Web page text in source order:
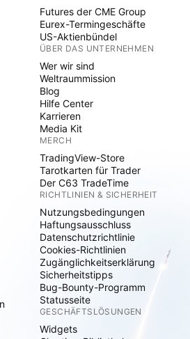
Futures der CME Group
Eurex-Termingeschäfte
US-Aktienbündel
ÜBER DAS UNTERNEHMEN
Wer wir sind
Weltraummission
Blog
Hilfe Center
Karrieren
Media Kit
MERCH
TradingView-Store
Tarotkarten für Trader
Der C63 TradeTime
RICHTLINIEN & SICHERHEIT
Nutzungsbedingungen
Haftungsausschluss
Datenschutzrichtlinie
Cookies-Richtlinien
Zugänglichkeitserklärung
Sicherheitstipps
Bug-Bounty-Programm
Statusseite
GESCHÄFTSLÖSUNGEN
Widgets